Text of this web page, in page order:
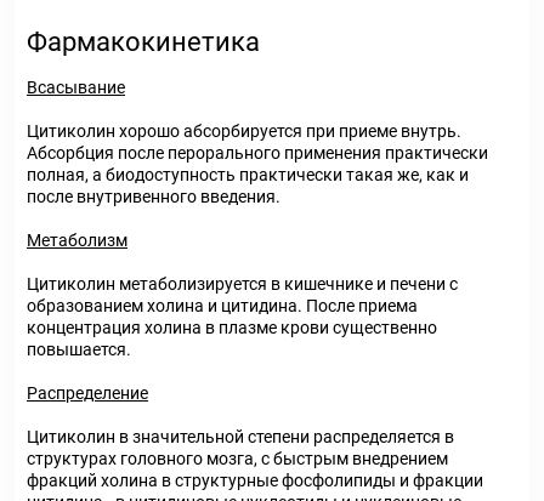
Фармакокинетика
Всасывание
Цитиколин хорошо абсорбируется при приеме внутрь.
Абсорбция после перорального применения практически
полная, а биодоступность практически такая же, как и
после внутривенного введения.
Метаболизм
Цитиколин метаболизируется в кишечнике и печени с
образованием холина и цитидина. После приема
концентрация холина в плазме крови существенно
повышается.
Распределение
Цитиколин в значительной степени распределяется в
структурах головного мозга, с быстрым внедрением
фракций холина в структурные фосфолипиды и фракции